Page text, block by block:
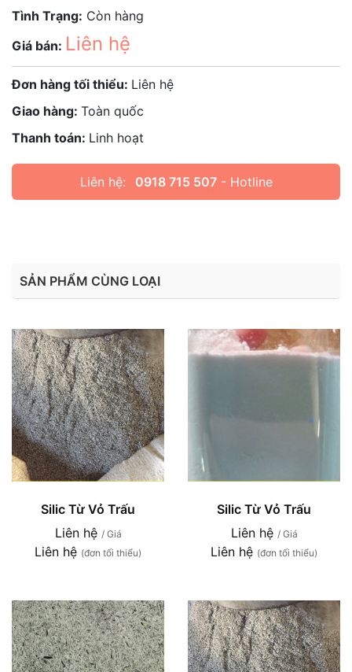
Tình Trạng: Còn hàng
Giá bán: Liên hệ
Đơn hàng tối thiểu: Liên hệ
Giao hàng: Toàn quốc
Thanh toán: Linh hoạt
Liên hệ: 0918 715 507- Hotline
SẢN PHẨM CÙNG LOẠI
Silic Từ Vỏ Trấu
Liên hệ / Giá
Liên hệ (đơn tối thiểu)
Silic Từ Vỏ Trấu
Liên hệ / Giá
Liên hệ (đơn tối thiểu)